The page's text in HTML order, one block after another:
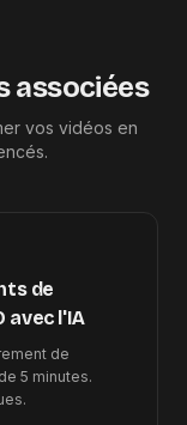
associées
vos vidéos en
de
avec l'IA
de
5 minutes.